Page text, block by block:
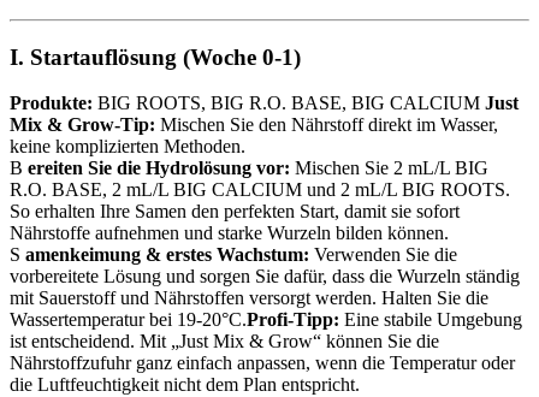
I. Startauflösung (Woche 0-1)
Produkte: BIG ROOTS, BIG R.O. BASE, BIG CALCIUM Just
Mix & Grow-Tip: Mischen Sie den Nährstoff direkt im Wasser,
keine komplizierten Methoden.
B ereiten Sie die Hydrolösung vor: Mischen Sie 2 mL/L BIG
R.O. BASE, 2 mL/L BIG CALCIUM und 2 mL/L BIG ROOTS.
So erhalten Ihre Samen den perfekten Start, damit sie sofort
Nährstoffe aufnehmen und starke Wurzeln bilden können.
S amenkeimung & erstes Wachstum: Verwenden Sie die
vorbereitete Lösung und sorgen Sie dafür, dass die Wurzeln ständig
mit Sauerstoff und Nährstoffen versorgt werden. Halten Sie die
Wassertemperatur bei 19-20°C.Profi-Tipp: Eine stabile Umgebung
ist entscheidend. Mit „Just Mix & Grow“ können Sie die
Nährstoffzufuhr ganz einfach anpassen, wenn die Temperatur oder
die Luftfeuchtigkeit nicht dem Plan entspricht.